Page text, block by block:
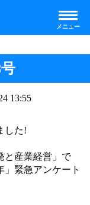
メニュー
13:55
した!
と産業経営」で
」緊急アンケート